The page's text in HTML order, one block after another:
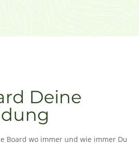
Deine
Board wo immer und wie immer Du